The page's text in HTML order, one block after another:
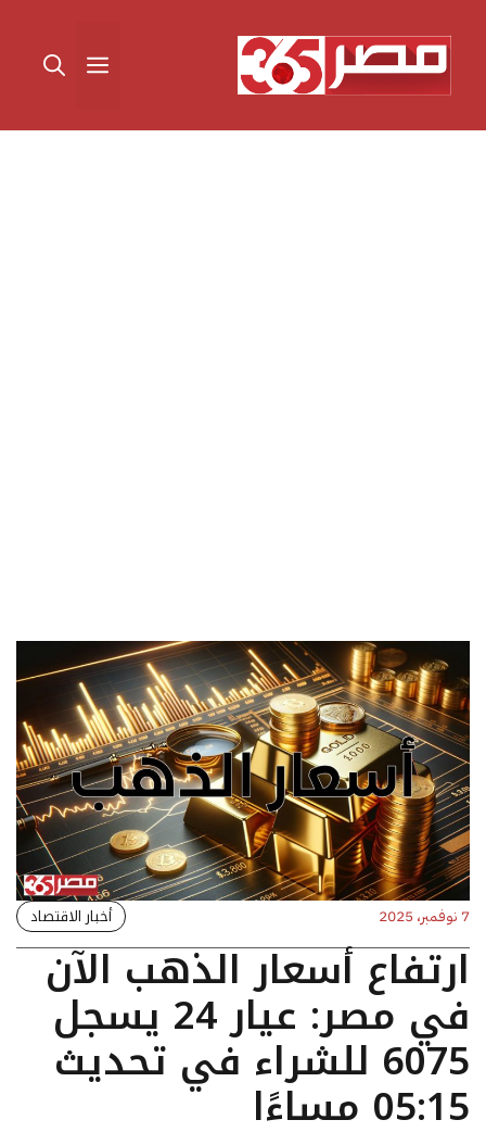
المحتوى القائمة
7 نوفمبر، 2025 أخبار الاقتصاد
ارتفاع أسعار الذهب الآن
في مصر: عيار 24 يسجل
6075 للشراء في تحديث
05:15 مساءًا